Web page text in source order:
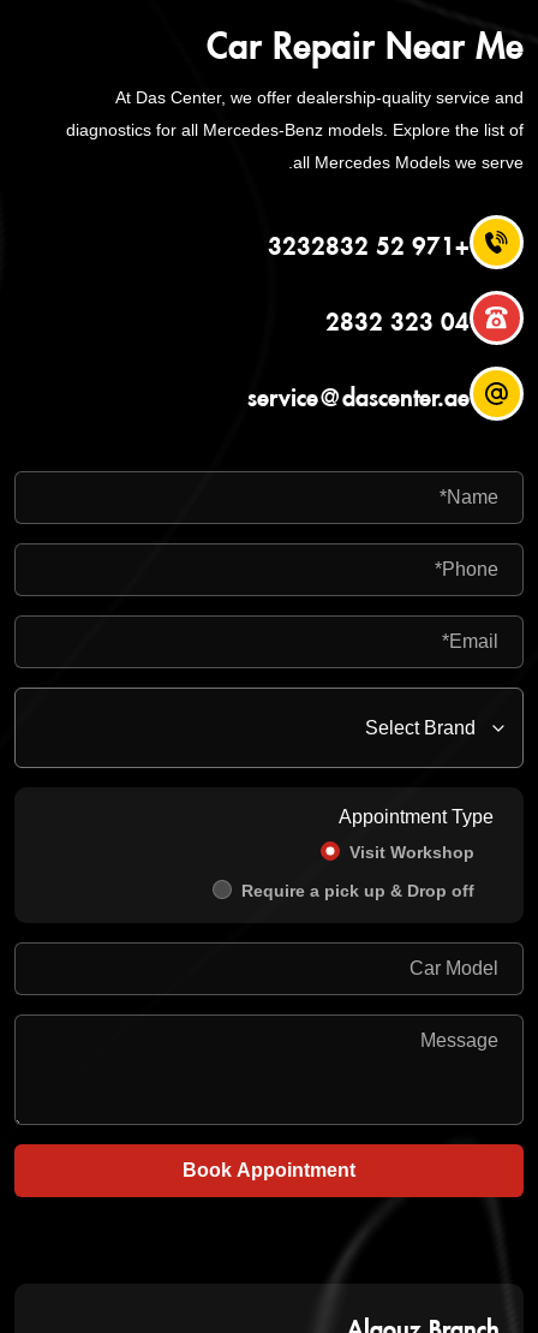
Car Repair Near Me
At Das Center, we offer dealership-quality service and
diagnostics for all Mercedes-Benz models. Explore the list of
all Mercedes Models we serve.
+971 52 3232832
04 323 2832
service@dascenter.ae
Appointment Type
Visit Workshop
Require a pick up & Drop off
Book Appointment
Alqouz Branch